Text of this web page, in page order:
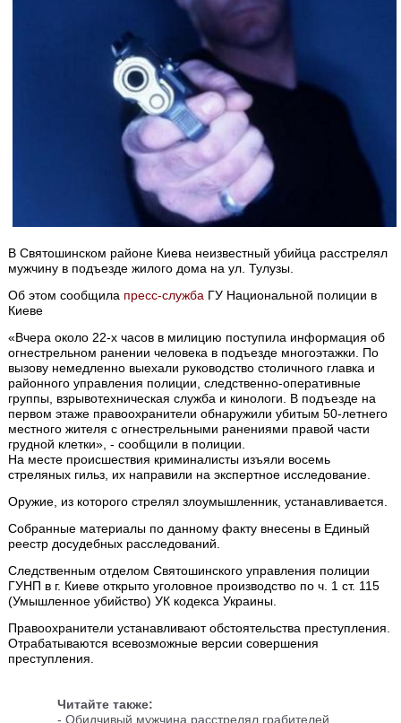
В Святошинском районе Киева неизвестный убийца расстрелял
мужчину в подъезде жилого дома на ул. Тулузы.
Об этом сообщила пресс-служба ГУ Национальной полиции в
Киеве
«Вчера около 22-х часов в милицию поступила информация об
огнестрельном ранении человека в подъезде многоэтажки. По
вызову немедленно выехали руководство столичного главка и
районного управления полиции, следственно-оперативные
группы, взрывотехническая служба и кинологи. В подъезде на
первом этаже правоохранители обнаружили убитым 50-летнего
местного жителя с огнестрельными ранениями правой части
грудной клетки», - сообщили в полиции.
На месте происшествия криминалисты изъяли восемь
стреляных гильз, их направили на экспертное исследование.
Оружие, из которого стрелял злоумышленник, устанавливается.
Собранные материалы по данному факту внесены в Единый
реестр досудебных расследований.
Следственным отделом Святошинского управления полиции
ГУНП в г. Киеве открыто уголовное производство по ч. 1 ст. 115
(Умышленное убийство) УК кодекса Украины.
Правоохранители устанавливают обстоятельства преступления.
Отрабатываются всевозможные версии совершения
преступления.
Читайте также:
- Обидчивый мужчина расстрелял грабителей.